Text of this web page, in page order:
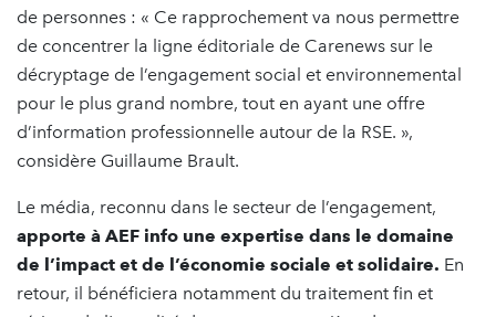
de personnes : « Ce rapprochement va nous permettre
de concentrer la ligne éditoriale de Carenews sur le
décryptage de l’engagement social et environnemental
pour le plus grand nombre, tout en ayant une offre
d’information professionnelle autour de la RSE. »,
considère Guillaume Brault.
Le média, reconnu dans le secteur de l’engagement,
apporte à AEF info une expertise dans le domaine
de l’impact et de l’économie sociale et solidaire. En
retour, il bénéficiera notamment du traitement fin et